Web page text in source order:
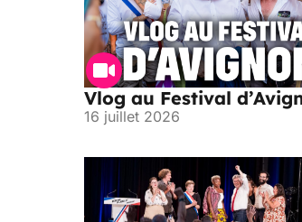
Vlog au Festival
16 juillet 2026